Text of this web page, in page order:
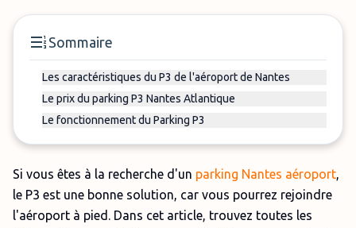
Sommaire
Les caractéristiques du P3 de l'aéroport de Nantes
Le prix du parking P3 Nantes Atlantique
Le fonctionnement du Parking P3
Si vous êtes à la recherche d'un parking Nantes aéroport,
le P3 est une bonne solution, car vous pourrez rejoindre
l'aéroport à pied. Dans cet article, trouvez toutes les